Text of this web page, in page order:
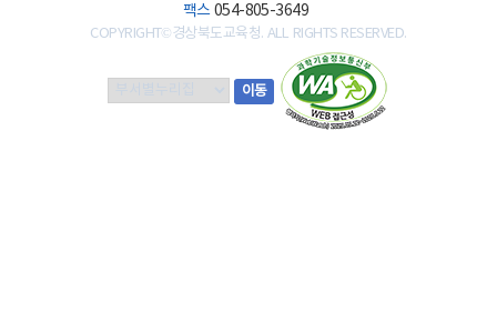
팩스054-805-3649
COPYRIGHT©경상북도교육청. ALL RIGHTS RESERVED.
이동